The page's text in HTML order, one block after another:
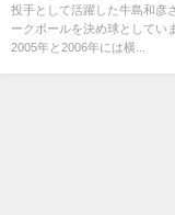
投手として活躍した牛島和彦
ークボールを決め球としてい
2005年と2006年には横...